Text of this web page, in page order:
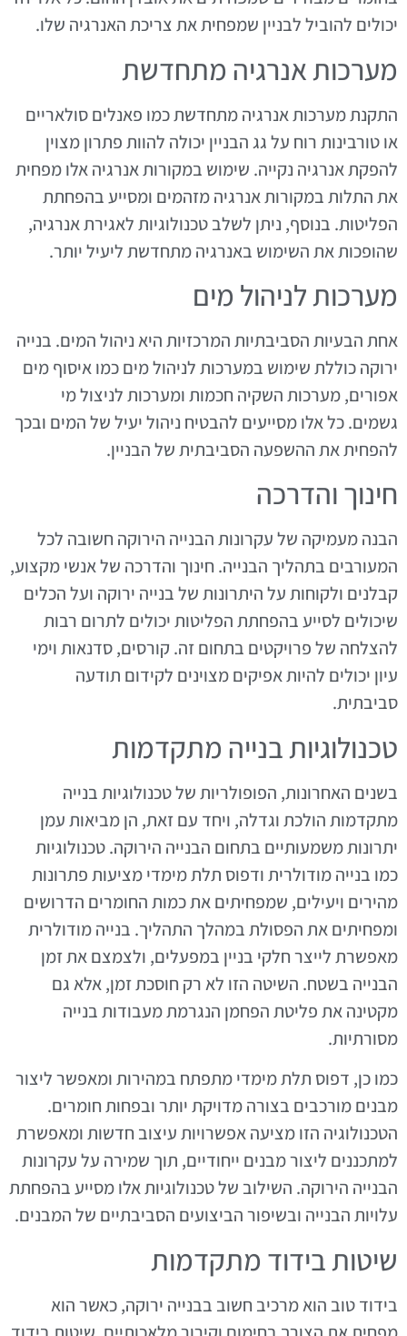
יכולים להוביל לבניין שמפחית את צריכת האנרגיה שלו.
מערכות אנרגיה מתחדשת
התקנת מערכות אנרגיה מתחדשת כמו פאנלים סולאריים
או טורבינות רוח על גג הבניין יכולה להוות פתרון מצוין
להפקת אנרגיה נקייה. שימוש במקורות אנרגיה אלו מפחית
את התלות במקורות אנרגיה מזהמים ומסייע בהפחתת
הפליטות. בנוסף, ניתן לשלב טכנולוגיות לאגירת אנרגיה,
שהופכות את השימוש באנרגיה מתחדשת ליעיל יותר.
מערכות לניהול מים
אחת הבעיות הסביבתיות המרכזיות היא ניהול המים. בנייה
ירוקה כוללת שימוש במערכות לניהול מים כמו איסוף מים
אפורים, מערכות השקיה חכמות ומערכות לניצול מי
גשמים. כל אלו מסייעים להבטיח ניהול יעיל של המים ובכך
להפחית את ההשפעה הסביבתית של הבניין.
חינוך והדרכה
הבנה מעמיקה של עקרונות הבנייה הירוקה חשובה לכל
המעורבים בתהליך הבנייה. חינוך והדרכה של אנשי מקצוע,
קבלנים ולקוחות על היתרונות של בנייה ירוקה ועל הכלים
שיכולים לסייע בהפחתת הפליטות יכולים לתרום רבות
להצלחה של פרויקטים בתחום זה. קורסים, סדנאות וימי
עיון יכולים להיות אפיקים מצוינים לקידום תודעה
סביבתית.
טכנולוגיות בנייה מתקדמות
בשנים האחרונות, הפופולריות של טכנולוגיות בנייה
מתקדמות הולכת וגדלה, ויחד עם זאת, הן מביאות עמן
יתרונות משמעותיים בתחום הבנייה הירוקה. טכנולוגיות
כמו בנייה מודולרית ודפוס תלת מימדי מציעות פתרונות
מהירים ויעילים, שמפחיתים את כמות החומרים הדרושים
ומפחיתים את הפסולת במהלך התהליך. בנייה מודולרית
מאפשרת לייצר חלקי בניין במפעלים, ולצמצם את זמן
הבנייה בשטח. השיטה הזו לא רק חוסכת זמן, אלא גם
מקטינה את פליטת הפחמן הנגרמת מעבודות בנייה
מסורתיות.
כמו כן, דפוס תלת מימדי מתפתח במהירות ומאפשר ליצור
מבנים מורכבים בצורה מדויקת יותר ובפחות חומרים.
הטכנולוגיה הזו מציעה אפשרויות עיצוב חדשות ומאפשרת
למתכננים ליצור מבנים ייחודיים, תוך שמירה על עקרונות
הבנייה הירוקה. השילוב של טכנולוגיות אלו מסייע בהפחתת
עלויות הבנייה ובשיפור הביצועים הסביבתיים של המבנים.
שיטות בידוד מתקדמות
בידוד טוב הוא מרכיב חשוב בבנייה ירוקה, כאשר הוא